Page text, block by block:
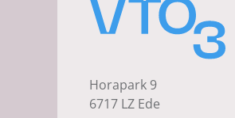
Horapark 9
6717 LZ Ede